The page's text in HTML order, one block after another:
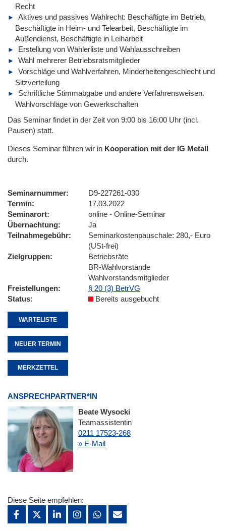
Recht
Aktives und passives Wahlrecht: Beschäftigte im Betrieb,
Beschäftigte in Heim- und Telearbeit, Beschäftigte im
Außendienst, Beschäftigte in Leiharbeit
Erstellung von Wählerliste und Wahlausschreiben
Wahl mehrerer Betriebsratsmitglieder
Vorschläge und Wahlverfahren, Minderheitengeschlecht und
Sitzverteilung
Schriftliche Stimmabgabe und andere Verfahrensweisen.
Wahlvorschläge von Gewerkschaften
Das Seminar findet in der Zeit von 9:00 bis 16:00 Uhr (incl.
Pausen) statt.
Dieses Seminar führen wir in Kooperation mit der IG Metall
durch.
Seminarnummer
D9-227261-030
Termin
17.03.2022
Seminarort
online - Online-Seminar
Übernachtung
Ja
Teilnahmegebühr
Seminarkostenpauschale: 280,- Euro
(USt-frei)
Zielgruppen
Betriebsräte
BR-Wahlvorstände
Wahlvorstandsmitglieder
Freistellungen
§ 20 (3) BetrVG
Status
Bereits ausgebucht
WARTELISTE
NEUER TERMIN
MERKZETTEL
ANSPRECHPARTNER*IN
Beate Wysocki
Teamassistentin
0211 17523-268
» E-Mail
Diese Seite empfehlen: